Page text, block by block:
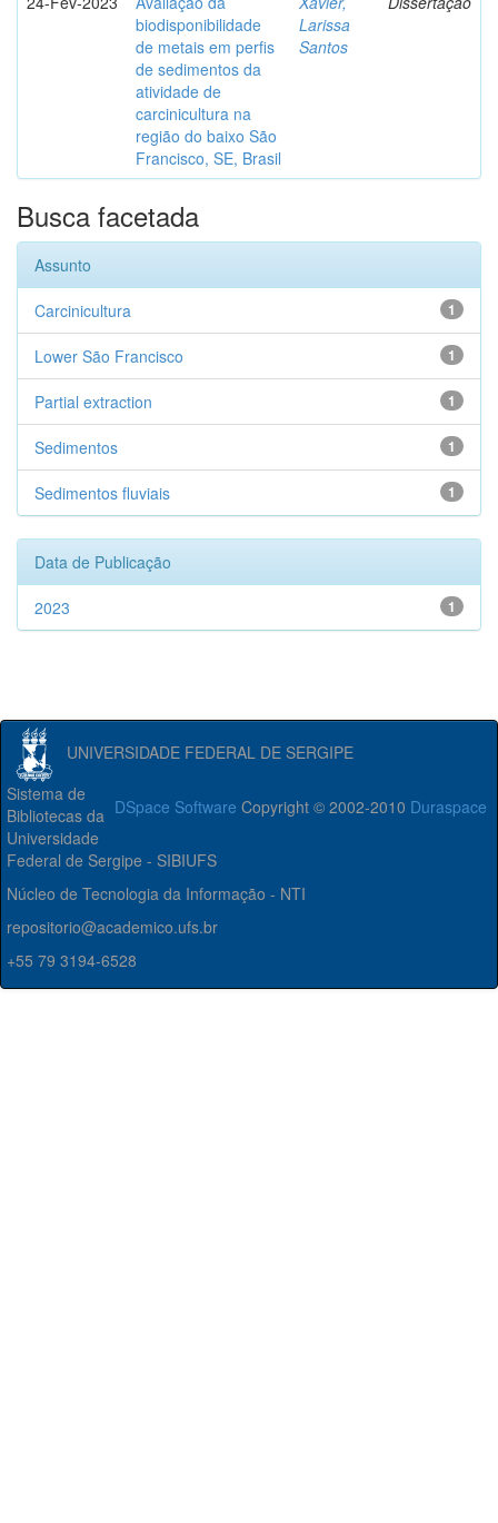
biodisponibilidade
de metais em perfis
de sedimentos da
atividade de
carcinicultura na
região do baixo São
Francisco, SE, Brasil
Larissa
Santos
Busca facetada
Assunto
1
Carcinicultura
1
Lower São Francisco
1
Partial extraction
1
Sedimentos
1
Sedimentos fluviais
Data de Publicação
1
2023
UNIVERSIDADE FEDERAL DE SERGIPE
DSpace Software Copyright © 2002-2010 Duraspace
Sistema de
Bibliotecas da
Universidade
Federal de Sergipe - SIBIUFS
Núcleo de Tecnologia da Informação - NTI
repositorio@academico.ufs.br
+55 79 3194-6528